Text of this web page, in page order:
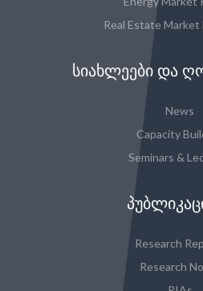
Real Estate
ᲡᲘᲐᲮᲚᲔᲔᲑᲘ ᲓᲐ
News
Capacity
Seminars &
Research
Research